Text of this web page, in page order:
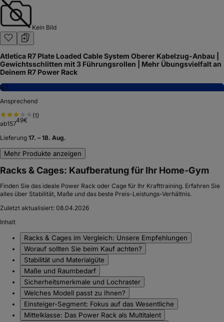
Kein Bild
Atletica R7 Plate Loaded Cable System Oberer Kabelzug-Anbau |
Gewichtsschlitten mit 3 Führungsrollen | Mehr Übungsvielfalt an
Deinem R7 Power Rack
6,2
Ansprechend
(1)
ab15749€
Lieferung 17. – 18. Aug.
Mehr Produkte anzeigen
Racks & Cages: Kaufberatung für Ihr Home-Gym
Finden Sie das ideale Power Rack oder Cage für Ihr Krafttraining. Erfahren Sie
alles über Stabilität, Maße und das beste Preis-Leistungs-Verhältnis.
Zuletzt aktualisiert: 08.04.2026
Inhalt
Racks & Cages im Vergleich: Unsere Empfehlungen
Worauf sollten Sie beim Kauf achten?
Stabilität und Materialgüte
Maße und Raumbedarf
Sicherheitsmerkmale und Lochraster
Welches Modell passt zu Ihnen?
Einsteiger-Segment: Fokus auf das Wesentliche
Mittelklasse: Das Power Rack als Multitalent